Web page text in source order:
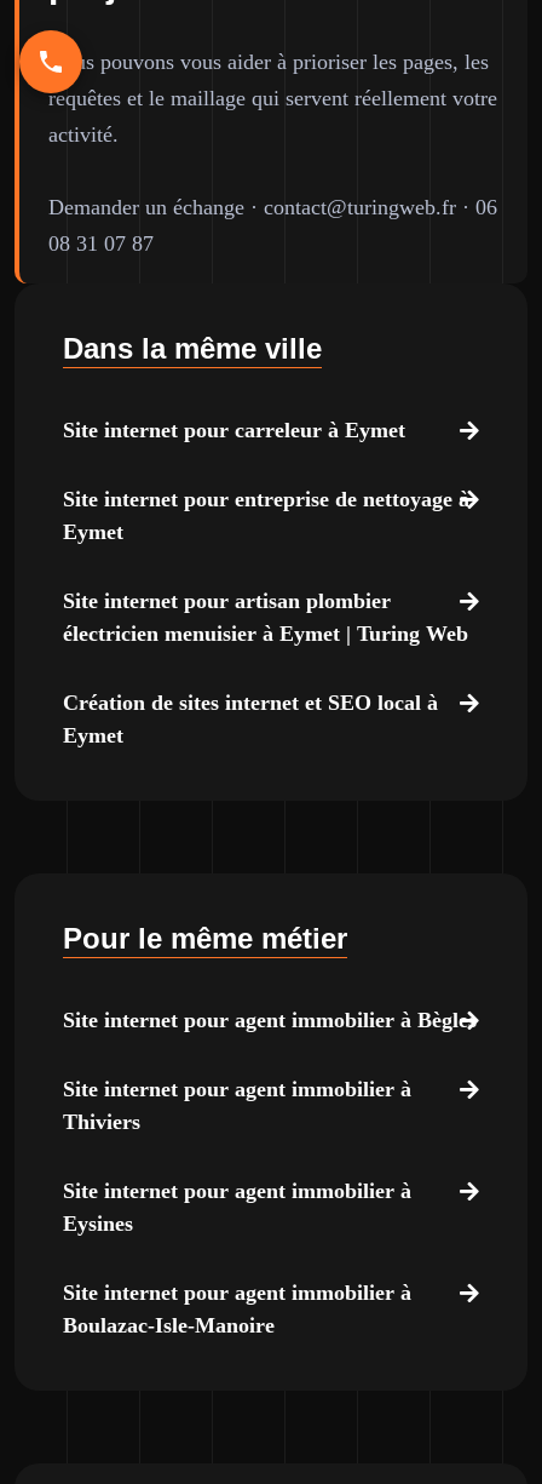
Nous pouvons vous aider à prioriser les pages, les
requêtes et le maillage qui servent réellement votre
activité.
Demander un échange · contact@turingweb.fr · 06
08 31 07 87
Dans la même ville
Site internet pour carreleur à Eymet
Site internet pour entreprise de nettoyage à
Eymet
Site internet pour artisan plombier
électricien menuisier à Eymet | Turing Web
Création de sites internet et SEO local à
Eymet
Pour le même métier
Site internet pour agent immobilier à Bègles
Site internet pour agent immobilier à
Thiviers
Site internet pour agent immobilier à
Eysines
Site internet pour agent immobilier à
Boulazac-Isle-Manoire